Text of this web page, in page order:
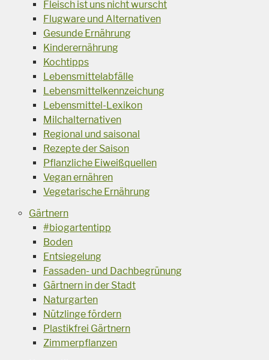
Fleisch ist uns nicht wurscht
Flugware und Alternativen
Gesunde Ernährung
Kinderernährung
Kochtipps
Lebensmittelabfälle
Lebensmittelkennzeichung
Lebensmittel-Lexikon
Milchalternativen
Regional und saisonal
Rezepte der Saison
Pflanzliche Eiweißquellen
Vegan ernähren
Vegetarische Ernährung
Gärtnern
#biogartentipp
Boden
Entsiegelung
Fassaden- und Dachbegrünung
Gärtnern in der Stadt
Naturgarten
Nützlinge fördern
Plastikfrei Gärtnern
Zimmerpflanzen